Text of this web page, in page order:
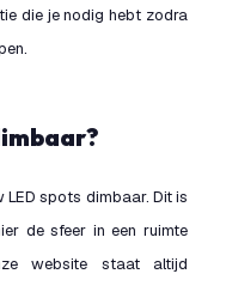
die je nodig hebt zodra
LED spots dimbaar. Dit is
de sfeer in een ruimte
website staat altijd